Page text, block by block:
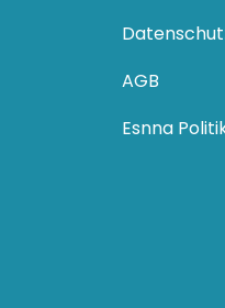
AGB
Esnna